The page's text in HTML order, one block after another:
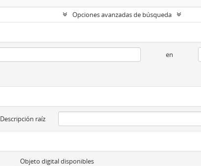
Opciones avanzadas de búsqueda
en
Descripción raíz
Objeto digital disponibles